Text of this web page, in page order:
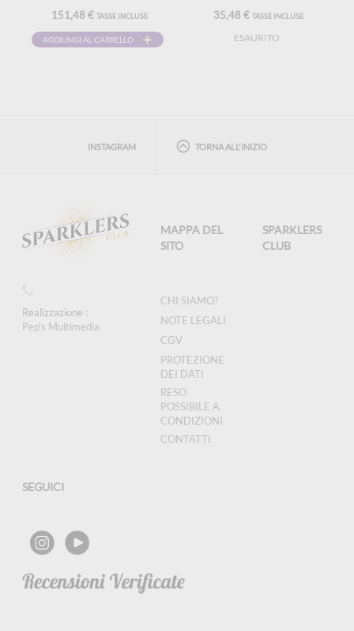
151,48 € TASSE INCLUSE
AGGIUNGI AL CARRELLO
35,48 € TASSE INCLUSE
ESAURITO
INSTAGRAM TORNA ALL'INIZIO
Realizzazione :
Pep's Multimedia
MAPPA DEL
SITO
CHI SIAMO?
NOTE LEGALI
CGV
PROTEZIONE
DEI DATI
RESO
POSSIBILE A
CONDIZIONI
CONTATTI
SPARKLERS
CLUB
SEGUICI